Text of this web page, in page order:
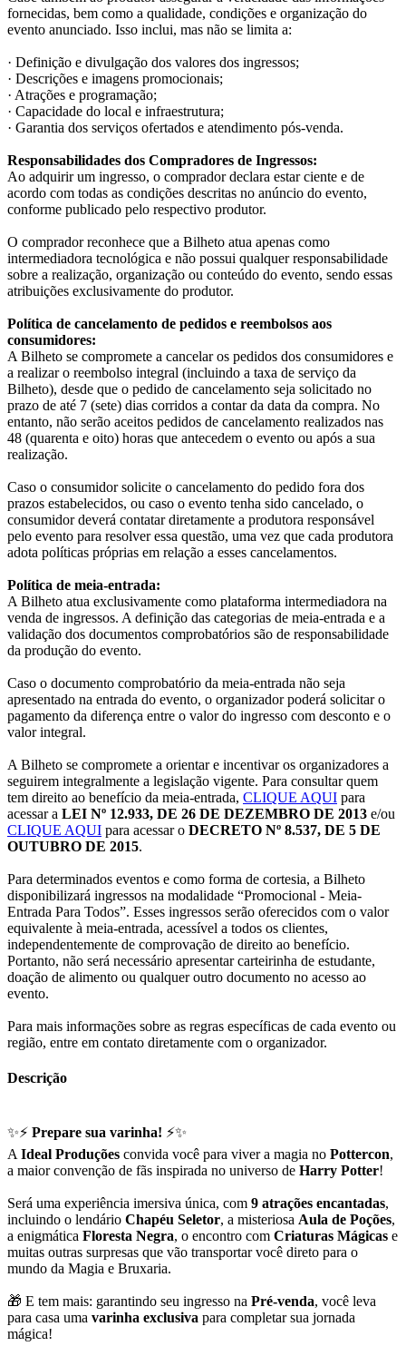
fornecidas, bem como a qualidade, condições e organização do
evento anunciado. Isso inclui, mas não se limita a:
· Definição e divulgação dos valores dos ingressos;
· Descrições e imagens promocionais;
· Atrações e programação;
· Capacidade do local e infraestrutura;
· Garantia dos serviços ofertados e atendimento pós-venda.
Responsabilidades dos Compradores de Ingressos:
Ao adquirir um ingresso, o comprador declara estar ciente e de
acordo com todas as condições descritas no anúncio do evento,
conforme publicado pelo respectivo produtor.
O comprador reconhece que a Bilheto atua apenas como
intermediadora tecnológica e não possui qualquer responsabilidade
sobre a realização, organização ou conteúdo do evento, sendo essas
atribuições exclusivamente do produtor.
Política de cancelamento de pedidos e reembolsos aos
consumidores:
A Bilheto se compromete a cancelar os pedidos dos consumidores e
a realizar o reembolso integral (incluindo a taxa de serviço da
Bilheto), desde que o pedido de cancelamento seja solicitado no
prazo de até 7 (sete) dias corridos a contar da data da compra. No
entanto, não serão aceitos pedidos de cancelamento realizados nas
48 (quarenta e oito) horas que antecedem o evento ou após a sua
realização.
Caso o consumidor solicite o cancelamento do pedido fora dos
prazos estabelecidos, ou caso o evento tenha sido cancelado, o
consumidor deverá contatar diretamente a produtora responsável
pelo evento para resolver essa questão, uma vez que cada produtora
adota políticas próprias em relação a esses cancelamentos.
Política de meia-entrada:
A Bilheto atua exclusivamente como plataforma intermediadora na
venda de ingressos. A definição das categorias de meia-entrada e a
validação dos documentos comprobatórios são de responsabilidade
da produção do evento.
Caso o documento comprobatório da meia-entrada não seja
apresentado na entrada do evento, o organizador poderá solicitar o
pagamento da diferença entre o valor do ingresso com desconto e o
valor integral.
A Bilheto se compromete a orientar e incentivar os organizadores a
seguirem integralmente a legislação vigente. Para consultar quem
tem direito ao benefício da meia-entrada, CLIQUE AQUI para
acessar a LEI Nº 12.933, DE 26 DE DEZEMBRO DE 2013 e/ou
CLIQUE AQUI para acessar o DECRETO Nº 8.537, DE 5 DE
OUTUBRO DE 2015.
Para determinados eventos e como forma de cortesia, a Bilheto
disponibilizará ingressos na modalidade “Promocional - Meia-
Entrada Para Todos”. Esses ingressos serão oferecidos com o valor
equivalente à meia-entrada, acessível a todos os clientes,
independentemente de comprovação de direito ao benefício.
Portanto, não será necessário apresentar carteirinha de estudante,
doação de alimento ou qualquer outro documento no acesso ao
evento.
Para mais informações sobre as regras específicas de cada evento ou
região, entre em contato diretamente com o organizador.
Descrição
✨⚡ Prepare sua varinha! ⚡✨
A Ideal Produções convida você para viver a magia no Pottercon,
a maior convenção de fãs inspirada no universo de Harry Potter!
Será uma experiência imersiva única, com 9 atrações encantadas,
incluindo o lendário Chapéu Seletor, a misteriosa Aula de Poções,
a enigmática Floresta Negra, o encontro com Criaturas Mágicas e
muitas outras surpresas que vão transportar você direto para o
mundo da Magia e Bruxaria.
🎁 E tem mais: garantindo seu ingresso na Pré-venda, você leva
para casa uma varinha exclusiva para completar sua jornada
mágica!